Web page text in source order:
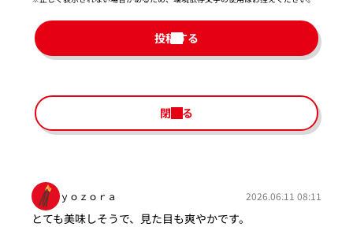
投稿する
閉じる
ｙｏｚｏｒａ 2026.06.11 08:11
とても美味しそうで、見た目も爽やかです。